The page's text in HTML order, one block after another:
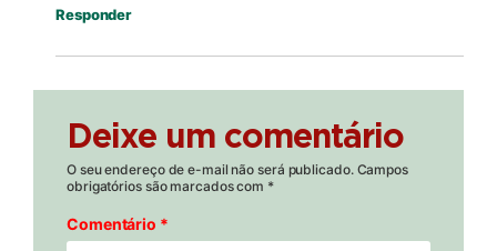
Responder
Deixe um comentário
O seu endereço de e-mail não será publicado. Campos
obrigatórios são marcados com *
Comentário *